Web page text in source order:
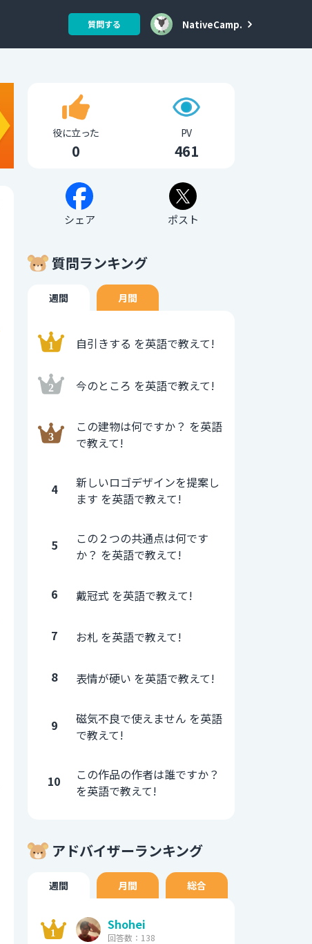
質問する NativeCamp.
役に立った
0
PV
461
シェア ポスト
質問ランキング
週間 月間
自引きする を英語で教えて!
今のところ を英語で教えて!
この建物は何ですか？ を英語
で教えて!
4
新しいロゴデザインを提案し
ます を英語で教えて!
5
この２つの共通点は何です
か？ を英語で教えて!
6 戴冠式 を英語で教えて!
7 お札 を英語で教えて!
8 表情が硬い を英語で教えて!
9
磁気不良で使えません を英語
で教えて!
10
この作品の作者は誰ですか？
を英語で教えて!
アドバイザーランキング
週間 月間 総合
Shohei
回答数：138